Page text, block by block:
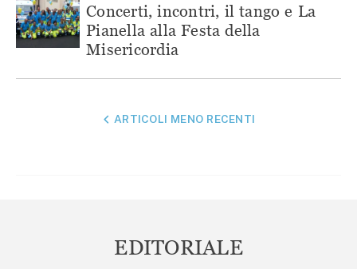
Concerti, incontri, il tango e La
Pianella alla Festa della
Misericordia
NAVIGAZIONEARTICOLI MENO RECENTI
EDITORIALE